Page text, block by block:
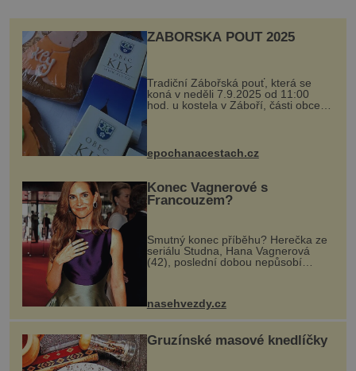
ZÁBOŘSKÁ POUŤ 2025
Tradiční Zábořská pouť, která se
koná v neděli 7.9.2025 od 11:00
hod. u kostela v Záboří, části obce
Kly u Mělníka. V programu naleznete
komentovanou prohlídku kostela,
epochanacestach.cz
Konec Vagnerové s
Francouzem?
Smutný konec příběhu? Herečka ze
seriálu Studna, Hana Vagnerová
(42), poslední dobou nepůsobí
nasehvezdy.cz
Gruzínské masové knedlíčky